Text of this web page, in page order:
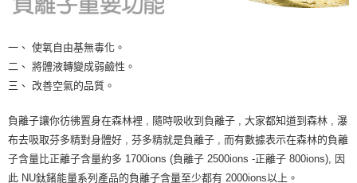
一、 使氧自由基無毒化。
二、 將體液轉變成弱鹼性。
三、 改善空氣的品質。
負離子讓你彷彿置身在森林裡 , 隨時吸收到負離子 , 大家都知道到森林 , 瀑
布去吸取芬多精對身體好 , 芬多精就是負離子 , 而有數據表示在森林的負離
子含量比正離子含量約多 1700ions (負離子 2500ions -正離子 800ions), 因
此 NU鈦鍺能量系列產品的負離子含量至少都有 2000ions以上。